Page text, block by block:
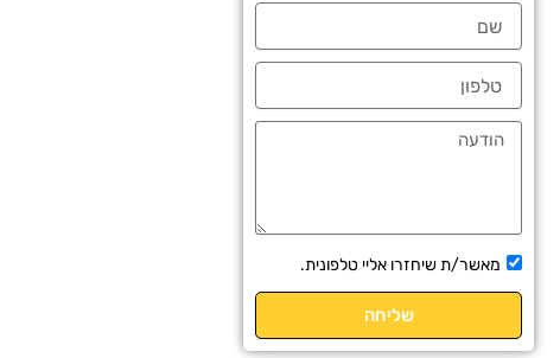
שם
טלפון
הודעה
תיבתמאשר/ת שיחזרו אליי טלפונית.
שליחה